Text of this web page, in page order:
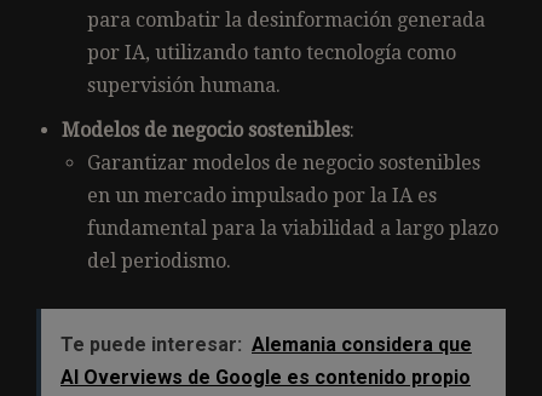
para combatir la desinformación generada
por IA, utilizando tanto tecnología como
supervisión humana.
Modelos de negocio sostenibles:
Garantizar modelos de negocio sostenibles
en un mercado impulsado por la IA es
fundamental para la viabilidad a largo plazo
del periodismo.
Te puede interesar: Alemania considera que
AI Overviews de Google es contenido propio